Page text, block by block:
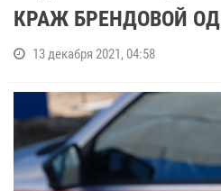
КРАЖ БРЕНДОВОЙ
13 декабря 2021, 04:58